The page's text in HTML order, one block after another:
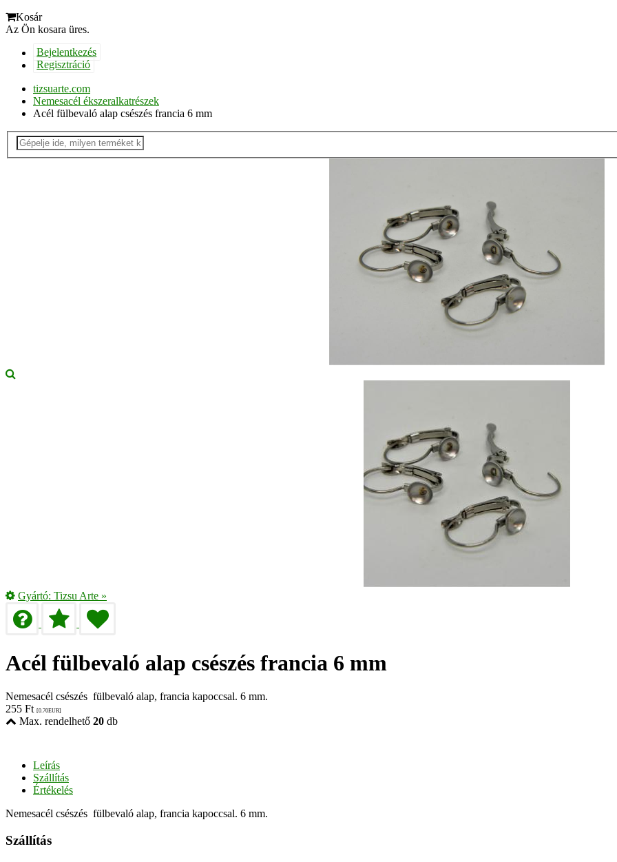
Kosár
Az Ön kosara üres.
Bejelentkezés
Regisztráció
tizsuarte.com
Nemesacél ékszeralkatrészek
Acél fülbevaló alap csészés francia 6 mm
Gyártó: Tizsu Arte »
Acél fülbevaló alap csészés francia 6 mm
Nemesacél csészés fülbevaló alap, francia kapoccsal. 6 mm.
255 Ft [0.70EUR]
Max. rendelhető 20 db
Leírás
Szállítás
Értékelés
Nemesacél csészés fülbevaló alap, francia kapoccsal. 6 mm.
Szállítás